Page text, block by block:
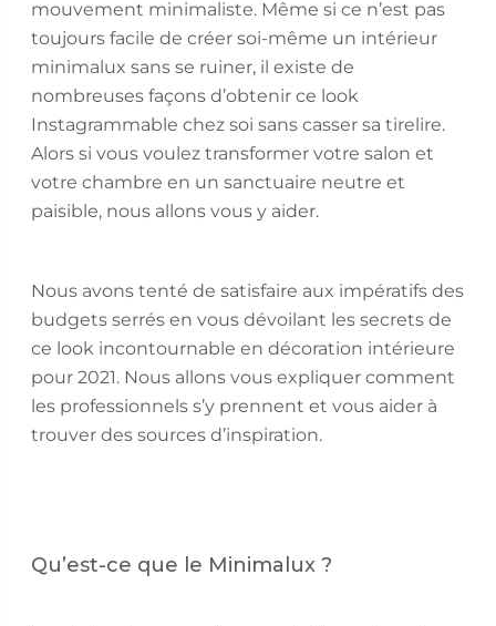
mouvement minimaliste. Même si ce n’est pas
toujours facile de créer soi-même un intérieur
minimalux sans se ruiner, il existe de
nombreuses façons d’obtenir ce look
Instagrammable chez soi sans casser sa tirelire.
Alors si vous voulez transformer votre salon et
votre chambre en un sanctuaire neutre et
paisible, nous allons vous y aider.
Nous avons tenté de satisfaire aux impératifs des
budgets serrés en vous dévoilant les secrets de
ce look incontournable en décoration intérieure
pour 2021. Nous allons vous expliquer comment
les professionnels s’y prennent et vous aider à
trouver des sources d’inspiration.
Qu’est-ce que le Minimalux ?